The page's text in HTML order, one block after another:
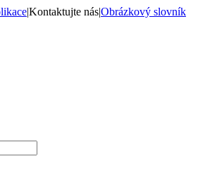
|Kontaktujte nás|Obrázkový slovník